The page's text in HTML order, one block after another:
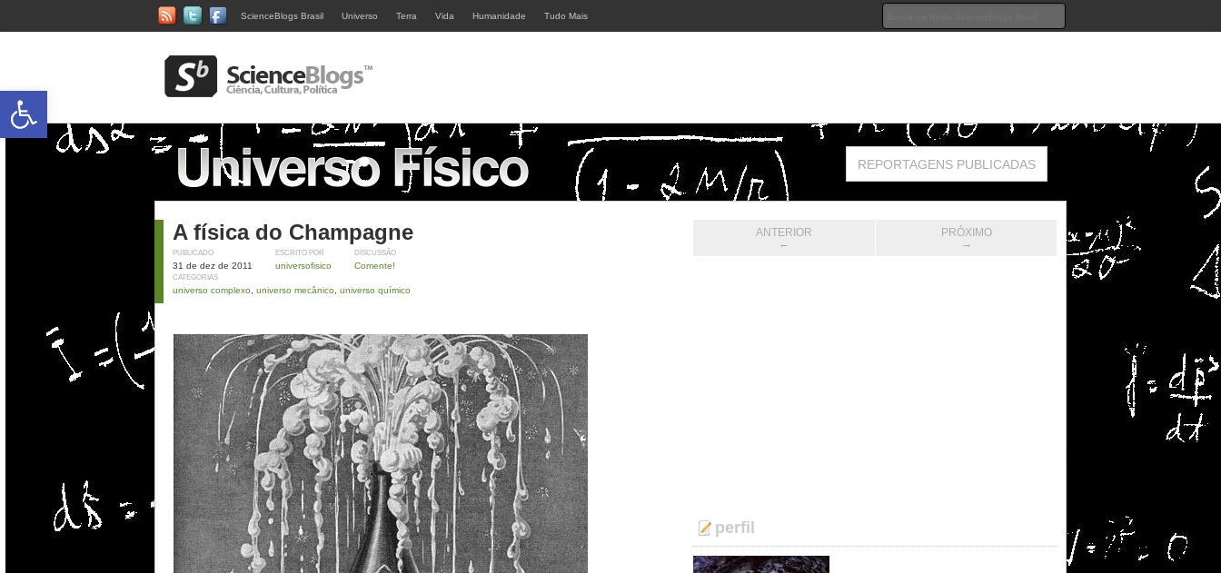
ScienceBlogs Brasil Universo Terra Vida Humanidade Tudo Mais
REPORTAGENS PUBLICADAS
A física do Champagne
PUBLICADO
31 de dez de 2011
ESCRITO POR
universofisico
DISCUSSÃO
Comente!
CATEGORIAS
universo complexo universo mecânico universo químico
ANTERIOR
←
PRÓXIMO
→
perfil
Abrir a barra de ferramentas